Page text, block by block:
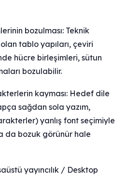
bozulması: Teknik
tablo yapıları, çeviri
hücre birleşimleri, sütun
bozulabilir.
kayması: Hedef dile
sağdan sola yazım,
yanlış font seçimiyle
da bozuk görünür hale
yayıncılık / Desktop